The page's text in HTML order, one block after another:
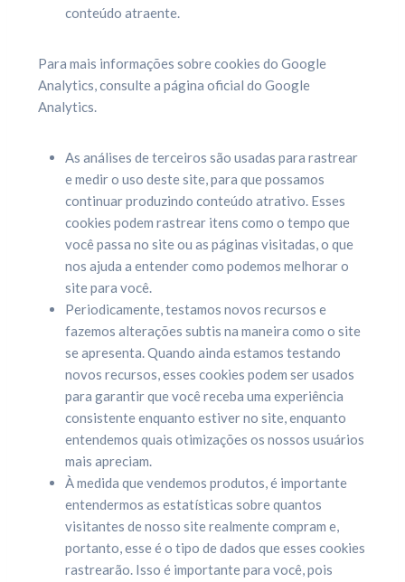
conteúdo atraente.
Para mais informações sobre cookies do Google
Analytics, consulte a página oficial do Google
Analytics.
As análises de terceiros são usadas para rastrear
e medir o uso deste site, para que possamos
continuar produzindo conteúdo atrativo. Esses
cookies podem rastrear itens como o tempo que
você passa no site ou as páginas visitadas, o que
nos ajuda a entender como podemos melhorar o
site para você.
Periodicamente, testamos novos recursos e
fazemos alterações subtis na maneira como o site
se apresenta. Quando ainda estamos testando
novos recursos, esses cookies podem ser usados
para garantir que você receba uma experiência
consistente enquanto estiver no site, enquanto
entendemos quais otimizações os nossos usuários
mais apreciam.
À medida que vendemos produtos, é importante
entendermos as estatísticas sobre quantos
visitantes de nosso site realmente compram e,
portanto, esse é o tipo de dados que esses cookies
rastrearão. Isso é importante para você, pois